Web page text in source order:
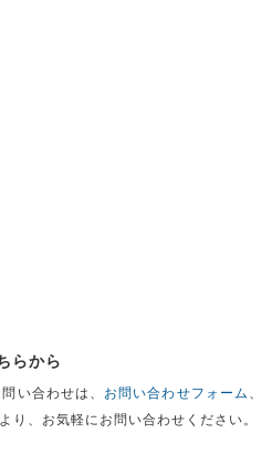
らから
い合わせは、 お問い合わせフォーム
、お気軽にお問い合わせください。